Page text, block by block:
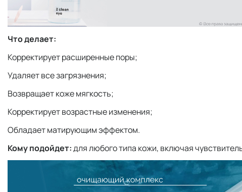
Что делает:
Корректирует расширенные поры;
Удаляет все загрязнения;
Возвращает коже мягкость;
Корректирует возрастные изменения;
Обладает матирующим эффектом.
Кому подойдет:для любого типа кожи, включая